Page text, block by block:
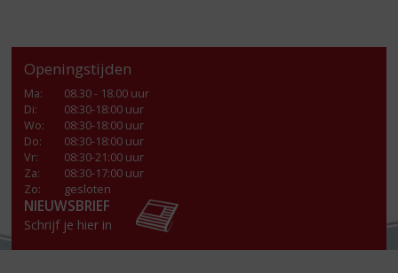
Openingstijden
Ma:
08.30 - 18.00 uur
Di:
08:30-18:00 uur
Wo:
08:30-18:00 uur
Do:
08:30-18:00 uur
Vr:
08:30-21:00 uur
Za:
08:30-17:00 uur
Zo:
gesloten
NIEUWSBRIEF
Schrijf je hier in